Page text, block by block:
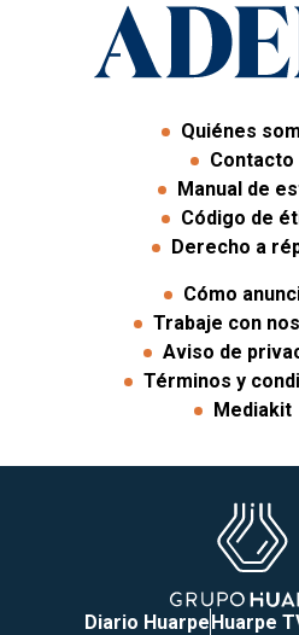
Quiénes
Contacto
Manual de
Código de
Derecho a
Cómo
Trabaje con
Aviso de
Términos y
Mediakit
Diario HuarpeHuarpe